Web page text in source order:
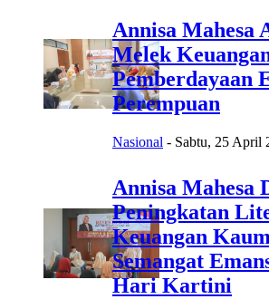
Annisa Mahesa
Melek
Pemberdayaan
Perempuan
Nasional - Sabtu, 25 April
Annisa Mahesa
Peningkatan
Keuangan
Semangat
Hari Kartini